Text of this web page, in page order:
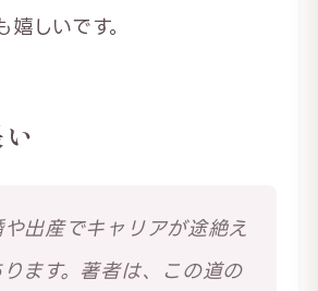
しいです。
出産でキャリアが途絶え
ます。著者は、この道の